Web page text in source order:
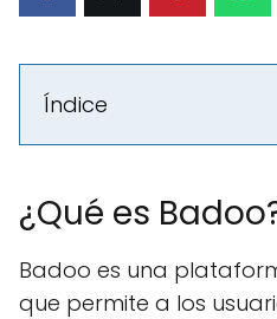
Índice
¿Qué es
Badoo es una
que permite a los